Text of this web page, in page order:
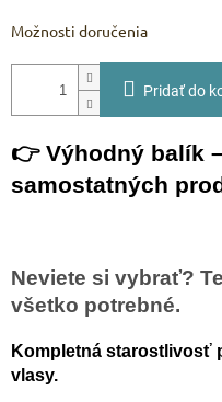
Možnosti doručenia
Pridať do
👉 Výhodný balík
samostatných
Neviete si vybrať?
všetko potrebné.
Kompletná starostlivosť
vlasy.